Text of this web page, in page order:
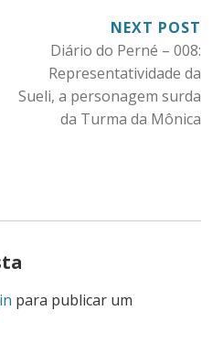
NEXT POST
Diário do Perné – 008:
Representatividade da
Sueli, a personagem surda
da Turma da Mônica
para publicar um